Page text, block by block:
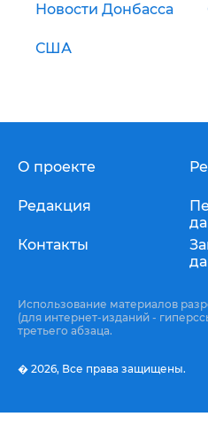
Новости Донбасса
США
О проекте
Редакция
Контакты
Использование материалов
(для интернет-изданий -
третьего абзаца.
� 2026, Все права защищены.